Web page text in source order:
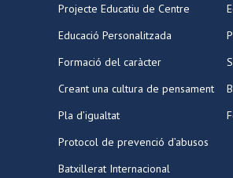
Projecte Educatiu de Centre
Educació Personalitzada
Formació del caràcter
Creant una cultura de pensament
Pla d’igualtat
Protocol de prevenció d’abusos
Batxillerat Internacional